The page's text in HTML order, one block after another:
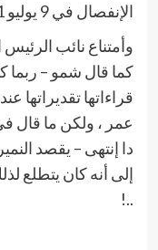
الإنفصال في 9 يوليو 2011م ، وهو قصة لها فصولها .
وأمتناع نائب
كما قال شمو – ربما
قراءاتها
عمر ، ولكن ما قال
دا إنتهى – يقصد
إلى أنه كان يتطلع
..!